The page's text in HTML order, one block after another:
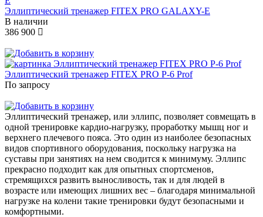
Эллиптический тренажер FITEX PRO GALAXY-E
В наличии
386 900
Эллиптический тренажер FITEX PRO P-6 Prof
По запросу
Эллиптический тренажер, или эллипс, позволяет совмещать в
одной тренировке кардио-нагрузку, проработку мышц ног и
верхнего плечевого пояса. Это один из наиболее безопасных
видов спортивного оборудования, поскольку нагрузка на
суставы при занятиях на нем сводится к минимуму. Эллипс
прекрасно подходит как для опытных спортсменов,
стремящихся развить выносливость, так и для людей в
возрасте или имеющих лишних вес – благодаря минимальной
нагрузке на колени такие тренировки будут безопасными и
комфортными.